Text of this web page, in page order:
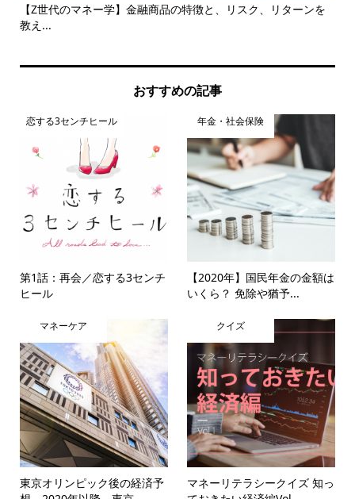
【Z世代のマネー学】金融商品の特徴と、リスク、リターンを
教え...
おすすめの記事
恋する3センチヒール
第1話：再会／恋する3センチ
ヒール
年金・社会保険
【2020年】国民年金の金額は
いくら？ 免除や猶予...
マネーケア
東京オリンピック後の経済予
クイズ
マネーリテラシークイズ 知っ